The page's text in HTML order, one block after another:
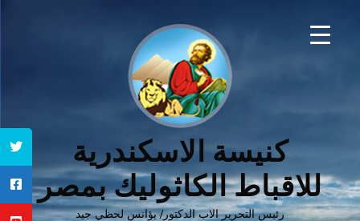
كنيسة الاسكندرية
للاقباط الكاثوليك بمصر
رئيس التحرير الاب الدكتور/ يؤانس لحظي جيد